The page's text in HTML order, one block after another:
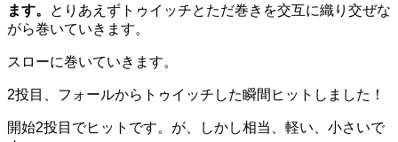
ます。
とりあえずトゥイッチとただ巻きを交互に織り交ぜな
がら巻いていきます。
スローに巻いていきます。
2投目、フォールからトゥイッチした瞬間ヒットしました！
開始2投目でヒットです。が、しかし相当、軽い、小さいで